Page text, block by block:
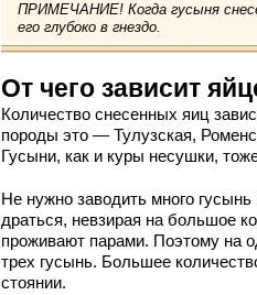
ПРИМЕЧАНИЕ! Когда гусыня
его глубоко в гнездо.
От чего зависит
Количество снесенных яиц
породы это — Тулузская,
Гусыни, как и куры несушки,
Не нужно заводить много гусынь
драться, невзирая на большое
проживают парами. Поэтому на
трех гусынь. Большее
стоянии.